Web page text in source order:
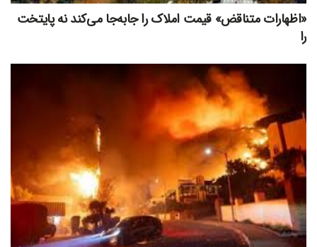
«اظهارات متناقض» قیمت‌ املاک را جابه‌جا می‌کند نه پایتخت
را